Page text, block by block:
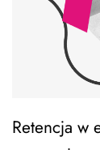
Retencja w